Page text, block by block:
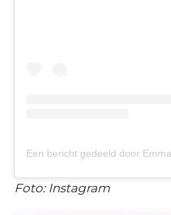
Foto: Instagram